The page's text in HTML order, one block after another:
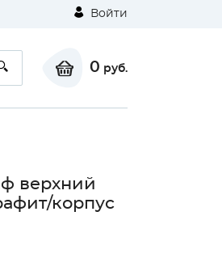
Войти
0 руб.
верхний
корпус